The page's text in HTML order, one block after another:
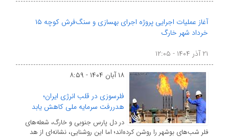
آغاز عملیات اجرایی پروژه اجرای بهسازی و سنگ‌فرش کوچه ۱۵
خرداد شهر خارگ
۲۱ آذر ۱۴۰۴ - ۱۲:۰۵
۱۸ آبان ۱۴۰۴ - ۸:۵۹
فلرسوزی در قلب انرژی ایران؛
هدررفت سرمایه ملی کاهش یابد
در دل پارس جنوبی و خارگ، شعله‌های
فلر شب‌های بوشهر را روشن کرده‌اند؛ اما این روشنایی، نشانه‌ای از هد